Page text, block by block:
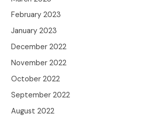
February 2023
January 2023
December 2022
November 2022
October 2022
September 2022
August 2022